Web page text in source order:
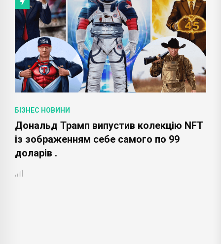
БІЗНЕС НОВИНИ
Дональд Трамп випустив колекцію NFT
із зображенням себе самого по 99
доларів .